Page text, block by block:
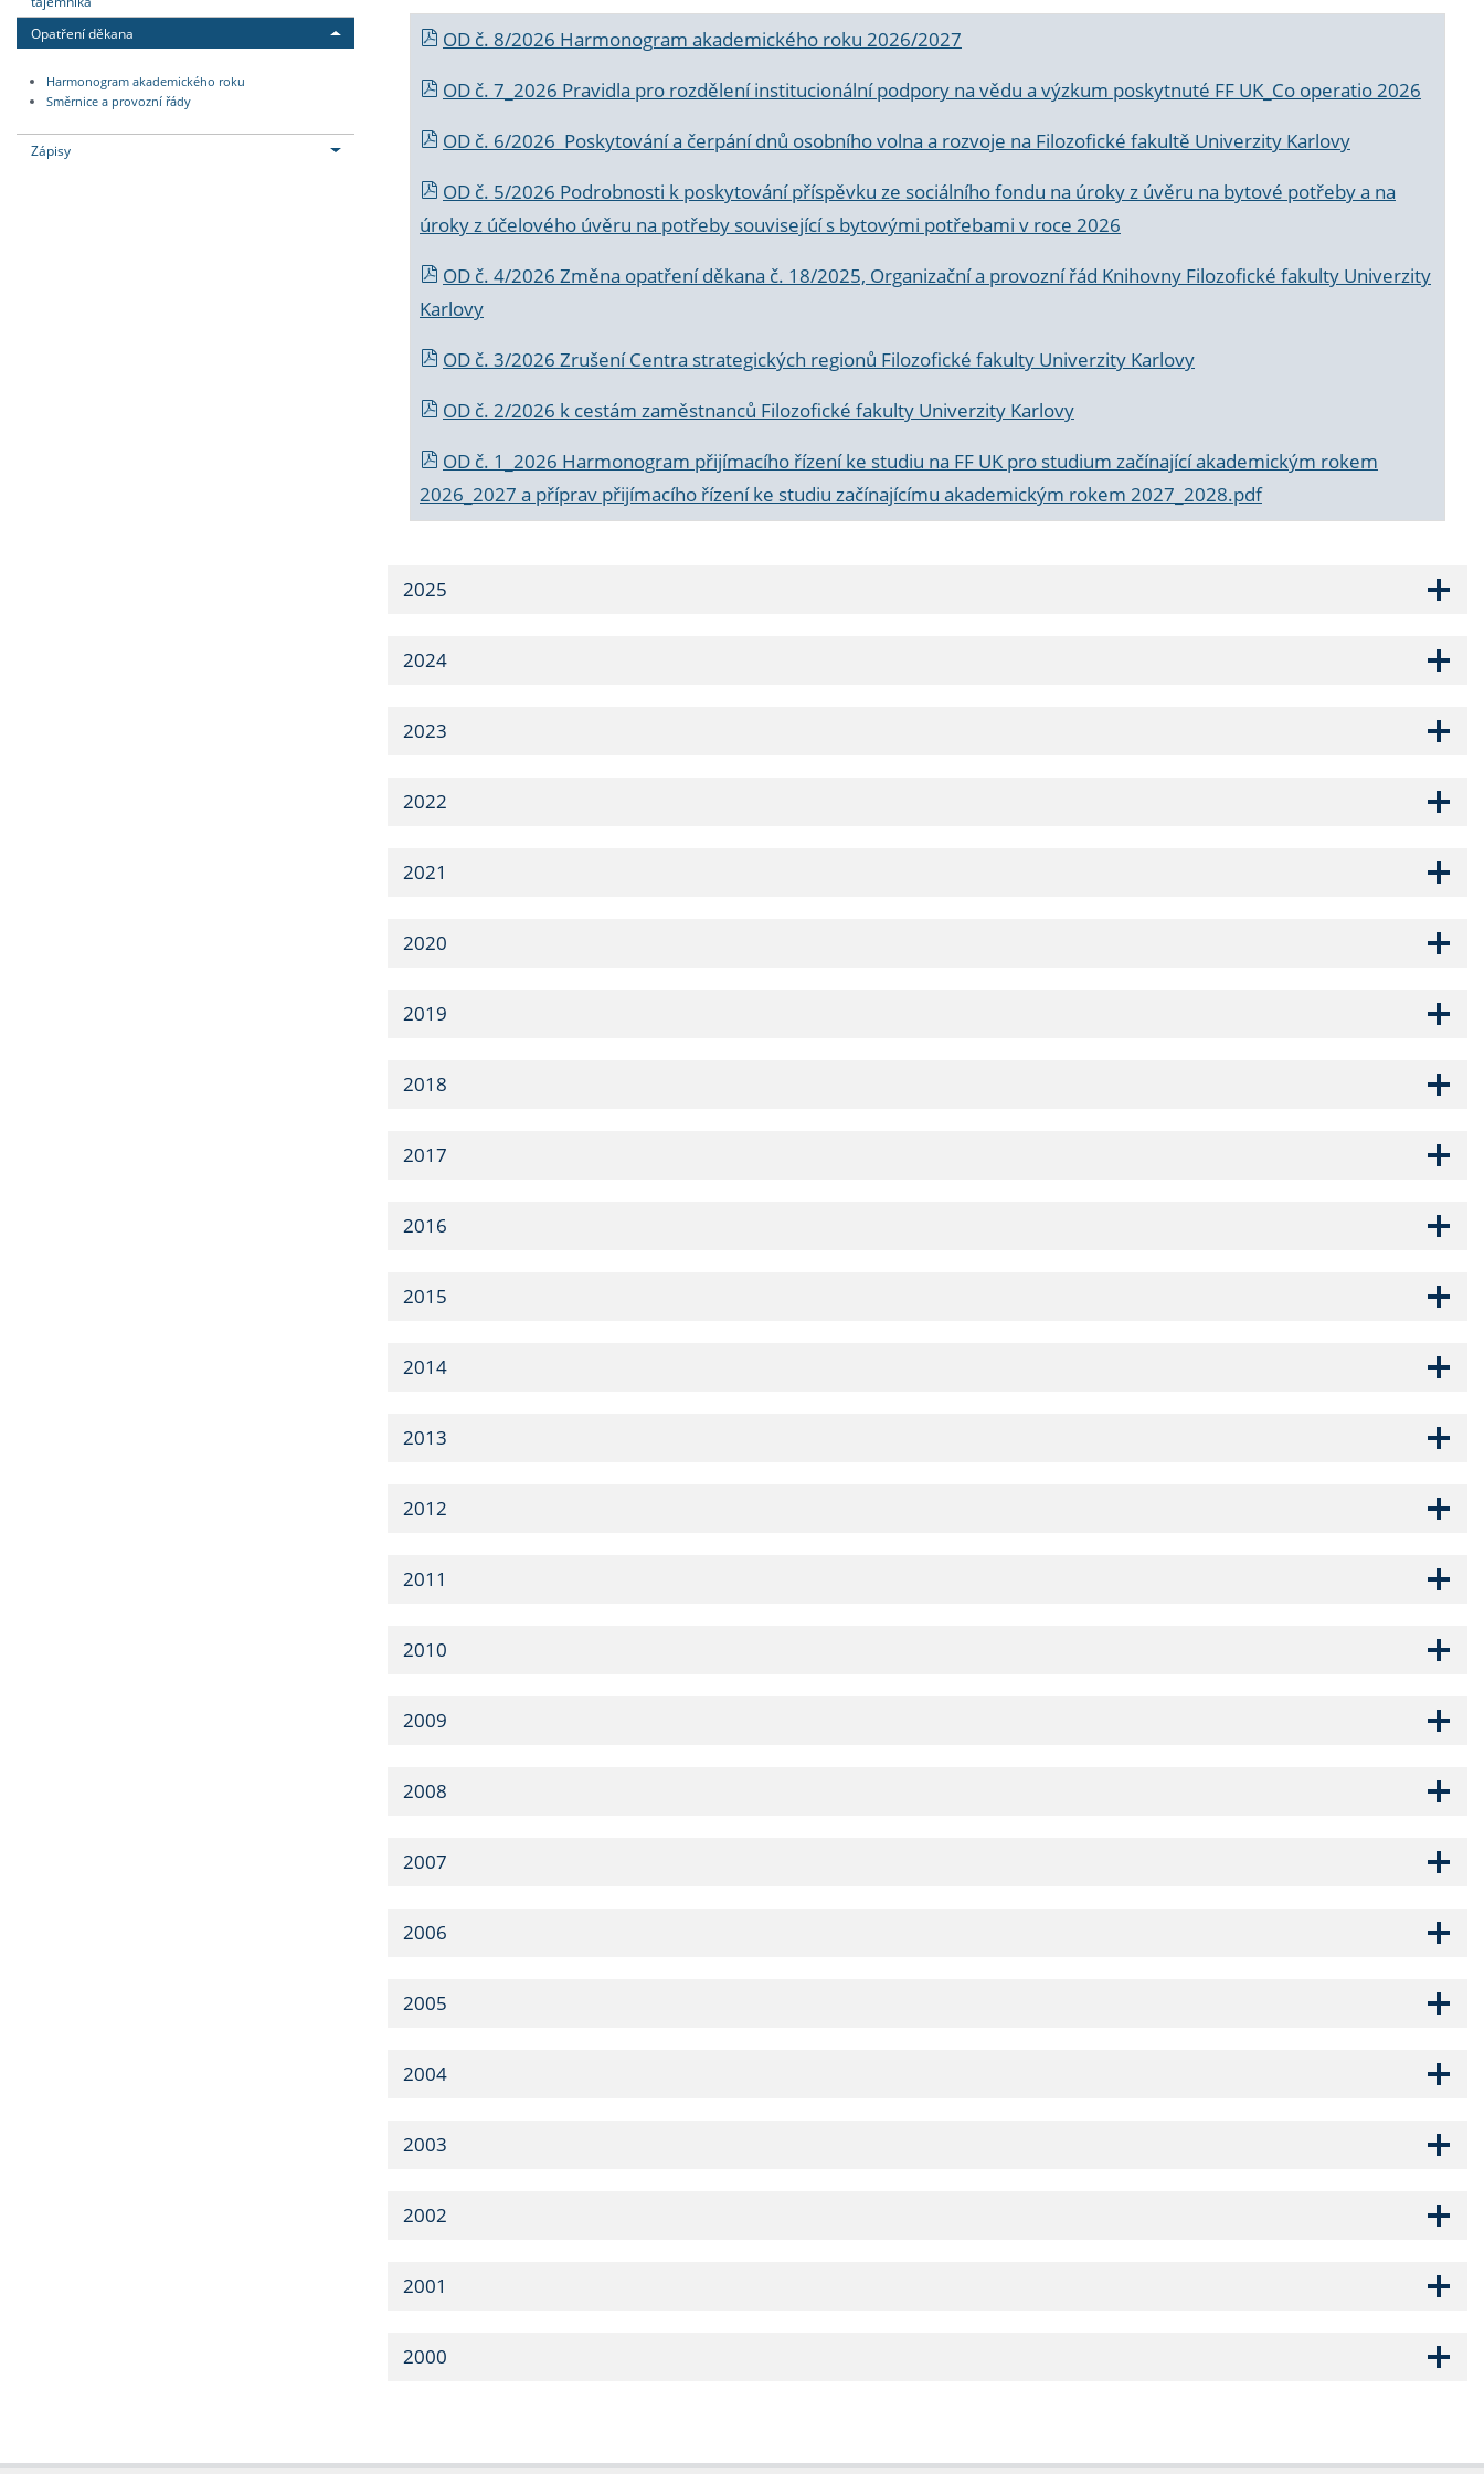
Opatření děkana
Harmonogram akademického roku
Směrnice a provozní řády
Zápisy
OD č. 8/2026 Harmonogram akademického roku 2026/2027
OD č. 7_2026 Pravidla pro rozdělení institucionální podpory na vědu a výzkum poskytnuté FF UK_Co operatio 2026
OD č. 6/2026 Poskytování a čerpání dnů osobního volna a rozvoje na Filozofické fakultě Univerzity Karlovy
OD č. 5/2026 Podrobnosti k poskytování příspěvku ze sociálního fondu na úroky z úvěru na bytové potřeby a na
úroky z účelového úvěru na potřeby související s bytovými potřebami v roce 2026
OD č. 4/2026 Změna opatření děkana č. 18/2025, Organizační a provozní řád Knihovny Filozofické fakulty Univerzity
Karlovy
OD č. 3/2026 Zrušení Centra strategických regionů Filozofické fakulty Univerzity Karlovy
OD č. 2/2026 k cestám zaměstnanců Filozofické fakulty Univerzity Karlovy
OD č. 1_2026 Harmonogram přijímacího řízení ke studiu na FF UK pro studium začínající akademickým rokem
2026_2027 a příprav přijímacího řízení ke studiu začínajícímu akademickým rokem 2027_2028.pdf
2025
2024
2023
2022
2021
2020
2019
2018
2017
2016
2015
2014
2013
2012
2011
2010
2009
2008
2007
2006
2005
2004
2003
2002
2001
2000